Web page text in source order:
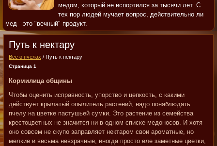
медом, который не испортился за тысячи лет. С
тех пор людей мучает вопрос, действительно ли
мед - это "вечный" продукт.
Путь к нектару
Все о пчелах / Путь к нектару
Страница 1
Кормилица общины
Чтобы оценить исправность, упорство и цепкость, с какими
действует крылатый опылитель растений, надо понаблюдать
пчелу на цветке пастушьей сумки. Это растение из семейства
крестоцветных не значится ни в одном списке медоносов. И хотя
оно совсем не скупо заправляет нектаром свои ароматные, но
мелкие и весьма невзрачные, иногда просто еле заметные цветки,